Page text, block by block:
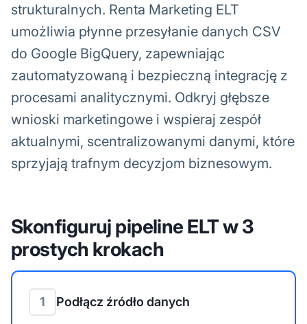
strukturalnych. Renta Marketing ELT
umożliwia płynne przesyłanie danych CSV
do Google BigQuery, zapewniając
zautomatyzowaną i bezpieczną integrację z
procesami analitycznymi. Odkryj głębsze
wnioski marketingowe i wspieraj zespół
aktualnymi, scentralizowanymi danymi, które
sprzyjają trafnym decyzjom biznesowym.
Skonfiguruj pipeline ELT w 3
prostych krokach
1 Podłącz źródło danych